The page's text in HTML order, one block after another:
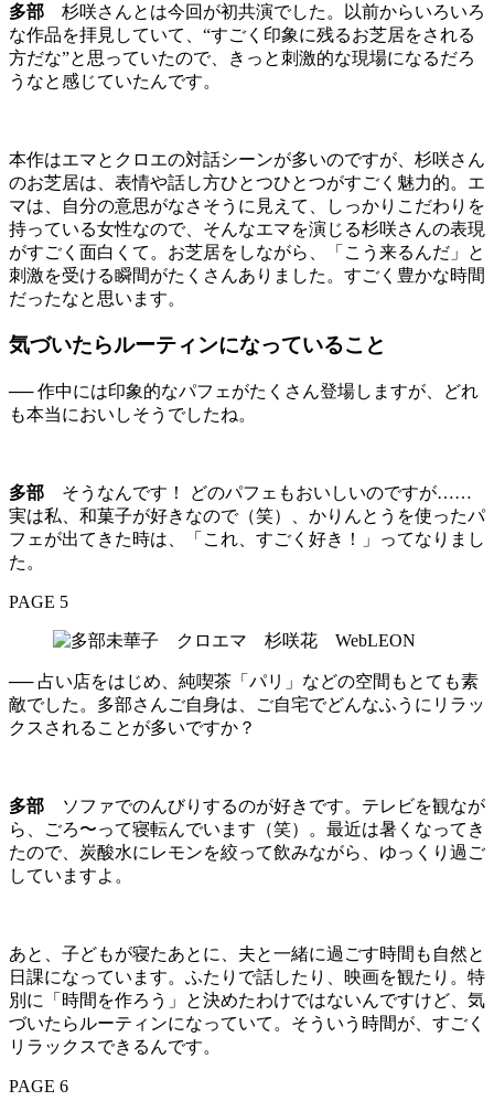
多部 杉咲さんとは今回が初共演でした。以前からいろいろ
な作品を拝見していて、“すごく印象に残るお芝居をされる
方だな”と思っていたので、きっと刺激的な現場になるだろ
うなと感じていたんです。
本作はエマとクロエの対話シーンが多いのですが、杉咲さん
のお芝居は、表情や話し方ひとつひとつがすごく魅力的。エ
マは、自分の意思がなさそうに見えて、しっかりこだわりを
持っている女性なので、そんなエマを演じる杉咲さんの表現
がすごく面白くて。お芝居をしながら、「こう来るんだ」と
刺激を受ける瞬間がたくさんありました。すごく豊かな時間
だったなと思います。
気づいたらルーティンになっていること
── 作中には印象的なパフェがたくさん登場しますが、どれ
も本当においしそうでしたね。
多部 そうなんです！ どのパフェもおいしいのですが……
実は私、和菓子が好きなので（笑）、かりんとうを使ったパ
フェが出てきた時は、「これ、すごく好き！」ってなりまし
た。
PAGE 5
── 占い店をはじめ、純喫茶「パリ」などの空間もとても素
敵でした。多部さんご自身は、ご自宅でどんなふうにリラッ
クスされることが多いですか？
多部
ソファでのんびりするのが好きです。テレビを観なが
ら、ごろ〜って寝転んでいます（笑）。最近は暑くなってき
たので、炭酸水にレモンを絞って飲みながら、ゆっくり過ご
していますよ。
あと、子どもが寝たあとに、夫と一緒に過ごす時間も自然と
日課になっています。ふたりで話したり、映画を観たり。特
別に「時間を作ろう」と決めたわけではないんですけど、気
づいたらルーティンになっていて。そういう時間が、すごく
リラックスできるんです。
PAGE 6